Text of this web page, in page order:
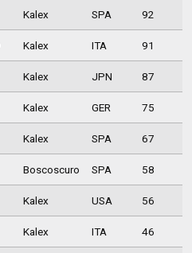
Kalex SPA 92
Kalex ITA 91
Kalex JPN 87
Kalex GER 75
Kalex SPA 67
Boscoscuro SPA 58
Kalex USA 56
Kalex ITA 46